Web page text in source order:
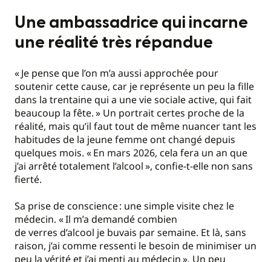
Une ambassadrice qui incarne
une réalité très répandue
«Je pense que l’on m’a aussi approchée pour
soutenir cette cause, car je représente un peu la fille
dans la trentaine qui a une vie sociale active, qui fait
beaucoup la fête.» Un portrait certes proche de la
réalité, mais qu’il faut tout de même nuancer tant les
habitudes de la jeune femme ont changé depuis
quelques mois. «En mars 2026, cela fera un an que
j’ai arrêté totalement l’alcool», confie-t-elle non sans
fierté.
Sa prise de conscience : une simple visite chez le
médecin. «Il m’a demandé combien
de verres d’alcool je buvais par semaine. Et là, sans
raison, j’ai comme ressenti le besoin de minimiser un
peu la vérité et j’ai menti au médecin». Un peu